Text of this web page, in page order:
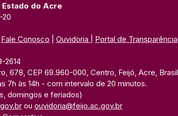
do Acre
20
Fale Conosco Ouvidoria Portal de Transparência
2614
678, CEP 69.960-000, Centro, Feijó, Acre, Brasil
7h às 14h - com intervalo de 20 minutos.
domingos e feriados)
ou ouvidoria@feijo.ac.gov.br